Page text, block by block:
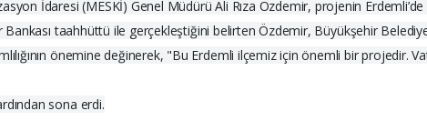
İdaresi (MESKİ) Genel Müdürü Ali Rıza Özdemir, projenin
taahhüttü ile gerçekleştiğini belirten Özdemir, Büyükşehir
önemine değinerek, "Bu Erdemli ilçemiz için önemli bir projedir.
sona erdi.